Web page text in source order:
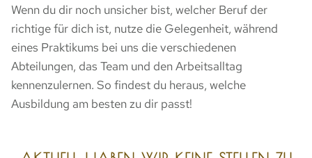
Wenn du dir noch unsicher bist, welcher Beruf der
richtige für dich ist, nutze die Gelegenheit, während
eines Praktikums bei uns die verschiedenen
Abteilungen, das Team und den Arbeitsalltag
kennenzulernen. So findest du heraus, welche
Ausbildung am besten zu dir passt!